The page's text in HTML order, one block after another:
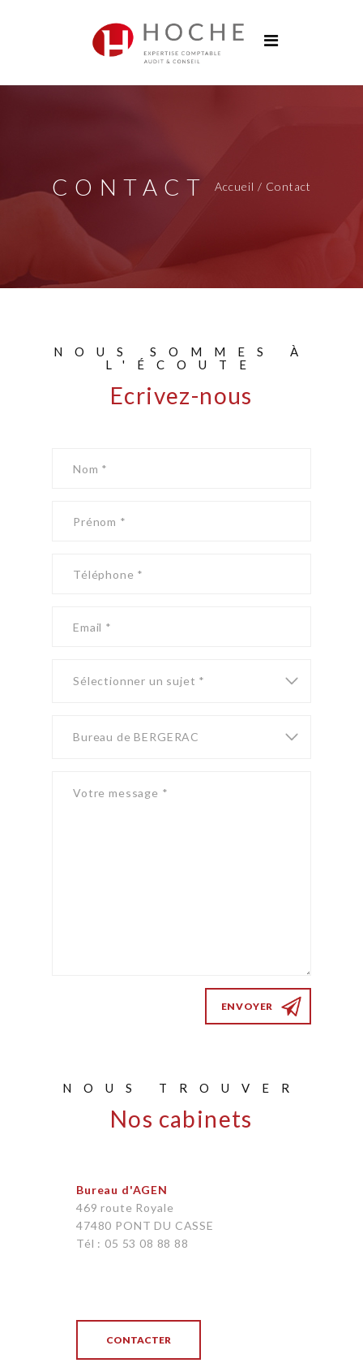
Services
ActualitésCONTACT Accueil / Contact
NOUS SOMMES À
L'ÉCOUTE
Ecrivez-nous
ENVOYER
NOUS TROUVER
Nos cabinets
Bureau d'AGEN
469 route Royale
47480 PONT DU CASSE
Tél : 05 53 08 88 88
CONTACTER